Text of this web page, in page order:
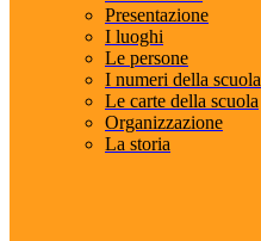
Presentazione
I luoghi
Le persone
I numeri della scuola
Le carte della scuola
Organizzazione
La storia